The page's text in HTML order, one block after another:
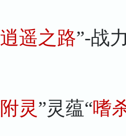
逍遥之路”-战
附灵”灵蕴“嗜